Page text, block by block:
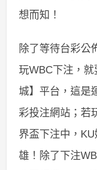
想而知！
除了等待台彩公
玩WBC下注，
城】平台，這是
彩投注網站；若
界盃下注中，
雄！除了下注